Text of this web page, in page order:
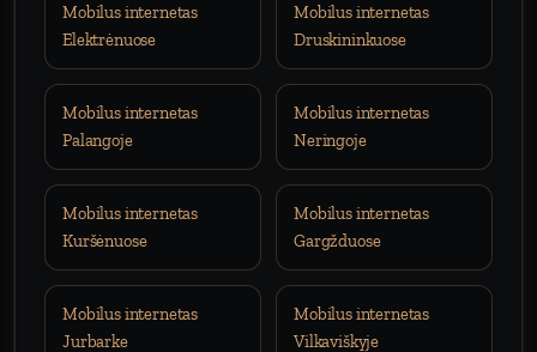
Mobilus internetas
Elektrėnuose
Mobilus internetas
Druskininkuose
Mobilus internetas
Palangoje
Mobilus internetas
Neringoje
Mobilus internetas
Kuršėnuose
Mobilus internetas
Gargžduose
Mobilus internetas
Jurbarke
Mobilus internetas
Vilkaviškyje